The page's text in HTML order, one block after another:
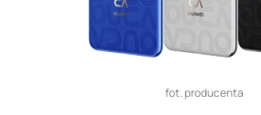
fot. producenta